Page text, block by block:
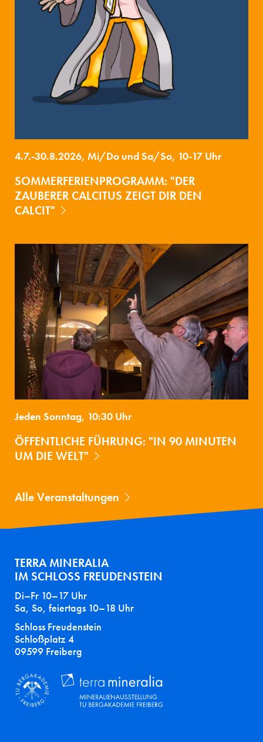
4.7.-30.8.2026, Mi/Do und Sa/So, 10-17 Uhr
SOMMERFERIENPROGRAMM: "DER
ZAUBERER CALCITUS ZEIGT DIR DEN
CALCIT"
Jeden Sonntag, 10:30 Uhr
ÖFFENTLICHE FÜHRUNG: "IN 90 MINUTEN
UM DIE WELT"
Alle Veranstaltungen
TERRA MINERALIA
IM SCHLOSS FREUDENSTEIN
Di–Fr 10–17 Uhr
Sa, So, feiertags 10–18 Uhr
Schloss Freudenstein
Schloßplatz 4
09599 Freiberg